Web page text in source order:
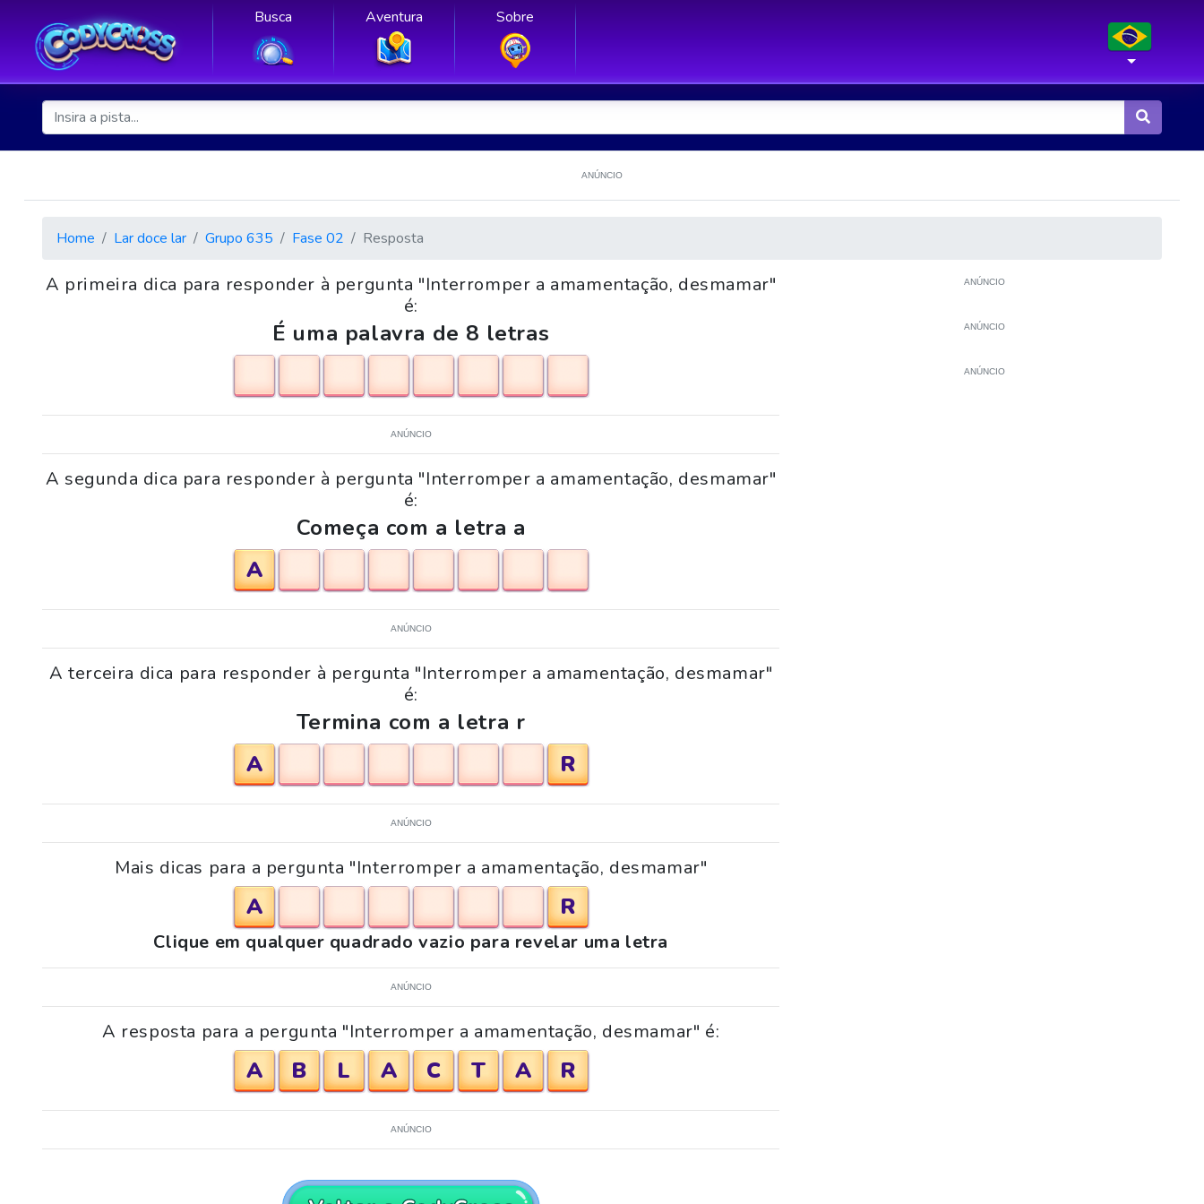
Busca Aventura Sobre
ANÚNCIO
Home Lar doce lar Grupo 635 Fase 02 Resposta
A primeira dica para responder à pergunta "Interromper a amamentação, desmamar"
é:
É uma palavra de 8 letras
ANÚNCIO
A segunda dica para responder à pergunta "Interromper a amamentação, desmamar"
é:
Começa com a letra a
A
ANÚNCIO
A terceira dica para responder à pergunta "Interromper a amamentação, desmamar"
é:
Termina com a letra r
A
R
ANÚNCIO
Mais dicas para a pergunta "Interromper a amamentação, desmamar"
A R
Clique em qualquer quadrado vazio para revelar uma letra
ANÚNCIO
A resposta para a pergunta "Interromper a amamentação, desmamar" é:
A B L A C T A R
ANÚNCIO
ANÚNCIO
ANÚNCIO
ANÚNCIO